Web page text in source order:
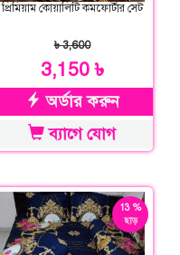
প্রিমিয়াম কোয়ালিটি কমফোর্টার সেট
৳ 3,600
3,150 ৳
অর্ডার করুন
ব্যাগে যোগ
13 %
ছাড়